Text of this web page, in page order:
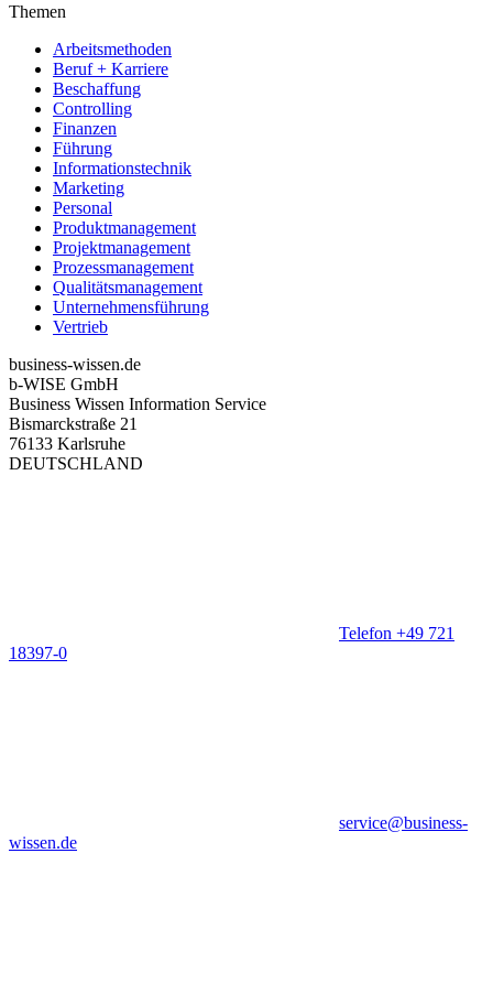
Themen
Arbeitsmethoden
Beruf + Karriere
Beschaffung
Controlling
Finanzen
Führung
Informationstechnik
Marketing
Personal
Produktmanagement
Projektmanagement
Prozessmanagement
Qualitätsmanagement
Unternehmensführung
Vertrieb
business-wissen.de
b-WISE GmbH
Business Wissen Information Service
Bismarckstraße 21
76133 Karlsruhe
DEUTSCHLAND
Telefon +49 721
18397-0
service@business-
wissen.de